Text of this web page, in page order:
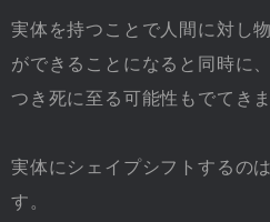
実体を持つことで人間に対し
ができることになると同時に
つき死に至る可能性もでてきま
実体にシェイプシフトするの
す。